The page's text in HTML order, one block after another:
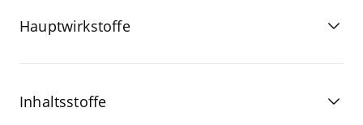
Hauptwirkstoffe
Inhaltsstoffe